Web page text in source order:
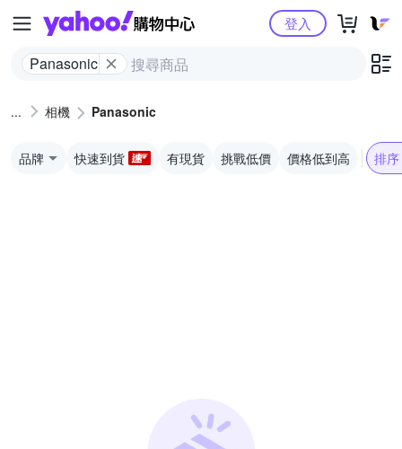
Yahoo購物中心
Panasonic
登入
相機 Panasonic
品牌 快速到貨 有現貨 挑戰低價 價格低到高 排序